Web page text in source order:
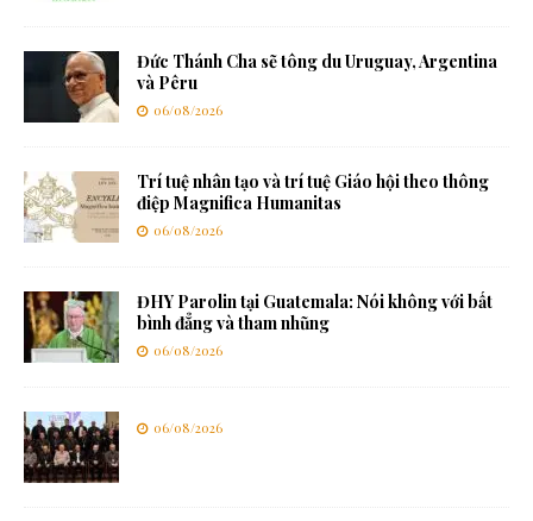
Đức Thánh Cha sẽ tông du Uruguay, Argentina
và Pêru
06/08/2026
Trí tuệ nhân tạo và trí tuệ Giáo hội theo thông
điệp Magnifica Humanitas
06/08/2026
ĐHY Parolin tại Guatemala: Nói không với bất
bình đẳng và tham nhũng
06/08/2026
06/08/2026